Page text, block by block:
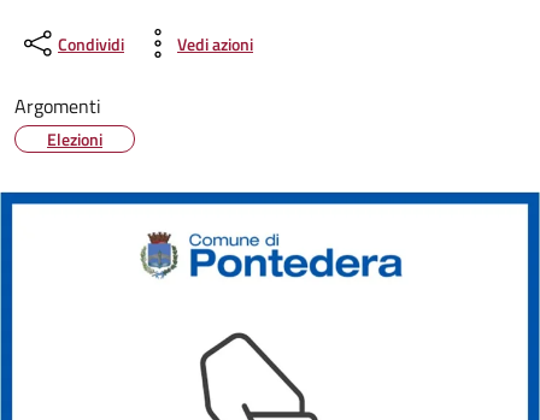
Condividi Vedi azioni
Argomenti
Elezioni